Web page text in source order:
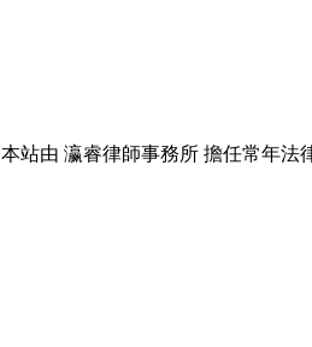
本站由 瀛睿律師事務所 擔任常年法